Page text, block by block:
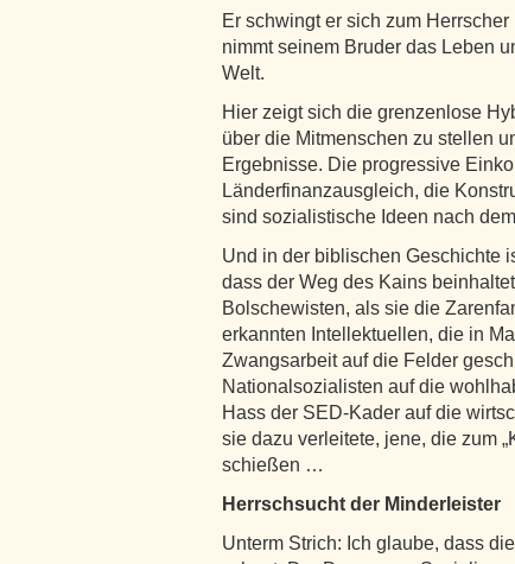
Er schwingt er sich zum
nimmt seinem Bruder das Leben
Welt.
Hier zeigt sich die grenzenlose
über die Mitmenschen zu stellen
Ergebnisse. Die progressive
Länderfinanzausgleich, die
sind sozialistische Ideen nach
Und in der biblischen Geschichte
dass der Weg des Kains
Bolschewisten, als sie die
erkannten Intellektuellen, die in
Zwangsarbeit auf die Felder
Nationalsozialisten auf die
Hass der SED-Kader auf die
sie dazu verleitete, jene, die zum
schießen …
Herrschsucht der Minderleister
Unterm Strich: Ich glaube, dass